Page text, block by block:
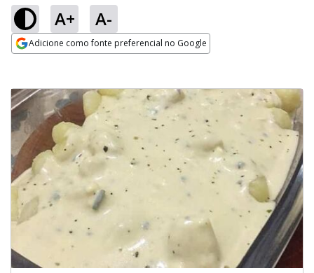
A+ A-
Adicione como fonte preferencial no Google